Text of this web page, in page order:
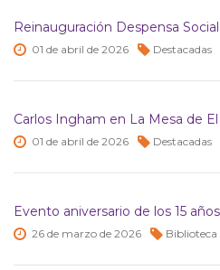
Reinauguración Despensa
01 de abril de 2026 Destacadas
Carlos Ingham en La Mesa de
01 de abril de 2026 Destacadas
Evento aniversario de los 15
26 de marzo de 2026 Biblioteca